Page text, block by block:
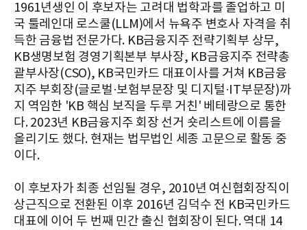
1961년생인 이 후보자는 고려대 법학과를 졸업하고 미
국 툴레인대 로스쿨(LLM)에서 뉴욕주 변호사 자격을 취
득한 금융법 전문가다. KB금융지주 전략기획부 상무,
KB생명보험 경영기획본부 부사장, KB금융지주 전략총
괄부사장(CSO), KB국민카드 대표이사를 거쳐 KB금융
지주 부회장(글로벌·보험부문장 및 디지털·IT부문장)까
지 역임한 'KB 핵심 보직을 두루 거친' 베테랑으로 통한
다. 2023년 KB금융지주 회장 선거 숏리스트에 이름을
올리기도 했다. 현재는 법무법인 세종 고문으로 활동 중
이다.
이 후보자가 최종 선임될 경우, 2010년 여신협회장직이
상근직으로 전환된 이후 2016년 김덕수 전 KB국민카드
대표에 이어 두 번째 민간 출신 협회장이 된다. 역대 14